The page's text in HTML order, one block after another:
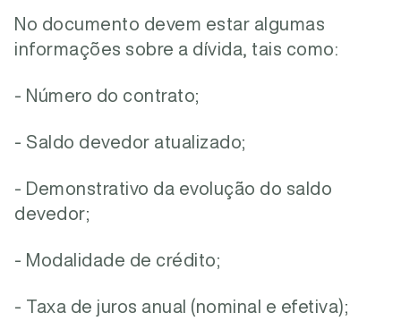
No documento devem estar algumas
informações sobre a dívida, tais como:
- Número do contrato;
- Saldo devedor atualizado;
- Demonstrativo da evolução do saldo
devedor;
- Modalidade de crédito;
- Taxa de juros anual (nominal e efetiva);